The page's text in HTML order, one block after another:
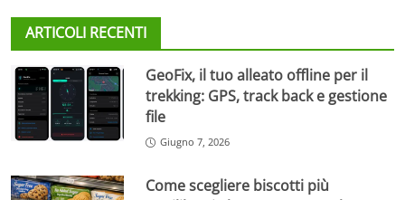
ARTICOLI RECENTI
GeoFix, il tuo alleato offline per il
trekking: GPS, track back e gestione
file
Giugno 7, 2026
Come scegliere biscotti più